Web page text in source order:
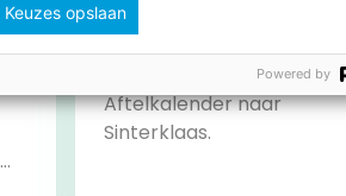
Lijn 3: aftellen naar de Sint
Aftelkalender naar
Sinterklaas.
Keuzes opslaan
Powered by